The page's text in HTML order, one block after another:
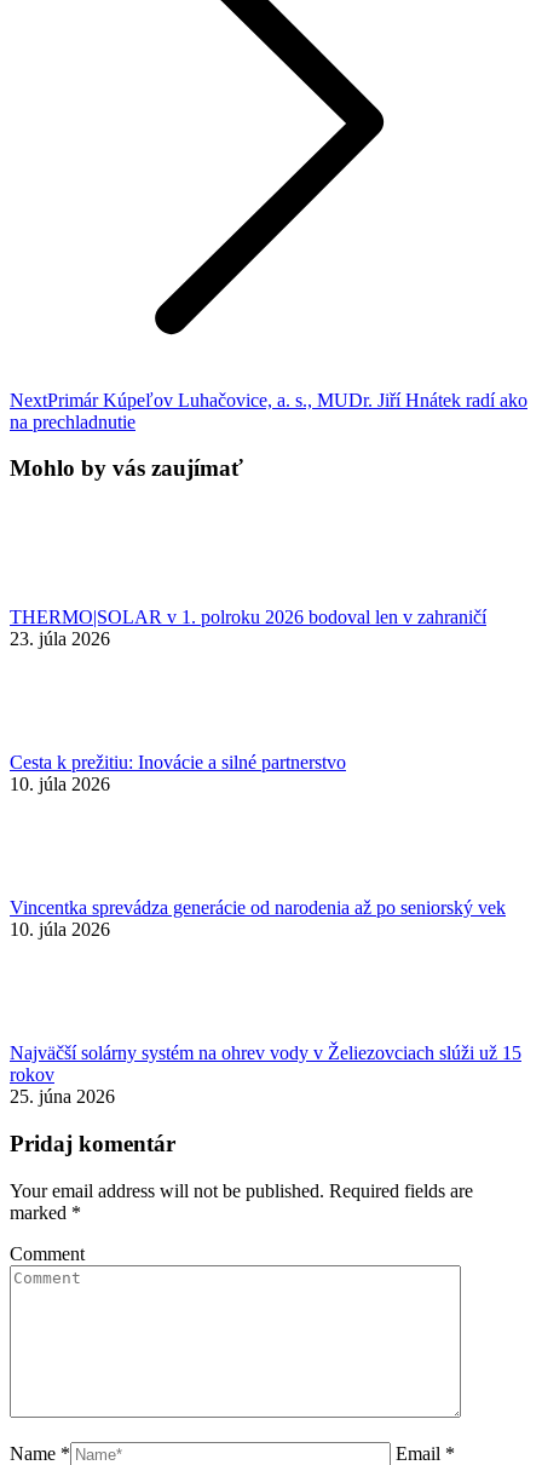
NextNext
post:
Primár Kúpeľov Luhačovice, a. s., MUDr. Jiří Hnátek radí ako
na prechladnutie
Mohlo by vás zaujímať
THERMO|SOLAR v 1. polroku 2026 bodoval len v zahraničí
23. júla 2026
Cesta k prežitiu: Inovácie a silné partnerstvo
10. júla 2026
Vincentka sprevádza generácie od narodenia až po seniorský vek
10. júla 2026
Najväčší solárny systém na ohrev vody v Želiezovciach slúži už 15
rokov
25. júna 2026
Pridaj komentár
Your email address will not be published. Required fields are
marked *
Comment
Name *
Email *